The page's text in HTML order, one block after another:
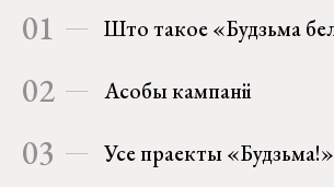
01 Што такое «Будзьма
02 Асобы кампаніі
03 Усе праекты «Будзьма!»